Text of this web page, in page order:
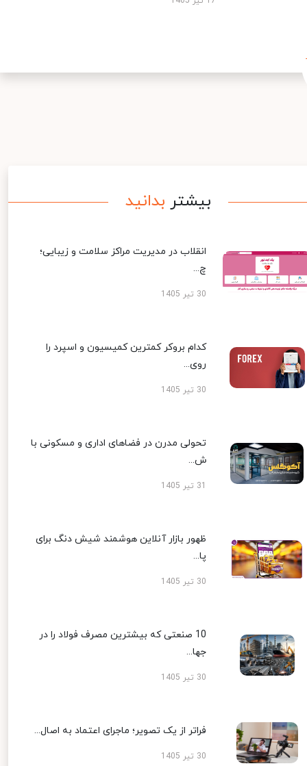
بیشتر بدانید
انقلاب در مدیریت مراکز سلامت و زیبایی؛
چ...
30 تیر 1405
کدام بروکر کمترین کمیسیون و اسپرد را
روی...
30 تیر 1405
تحولی مدرن در فضاهای اداری و مسکونی با
ش...
ظهور بازار آنلاین هوشمند شیش دنگ برای
پا...
30 تیر 1405
10 صنعتی که بیشترین مصرف فولاد را در
جها...
30 تیر 1405
فراتر از یک تصویر؛ ماجرای اعتماد به اصال...
30 تیر 1405